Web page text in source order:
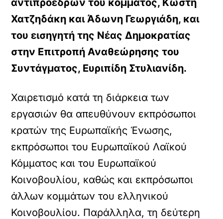
αντιπροέδρων του κόμματος, Κωστή
Χατζηδάκη και Άδωνη Γεωργιάδη, και
του εισηγητή της Νέας Δημοκρατίας
στην Επιτροπή Αναθεώρησης του
Συντάγματος, Ευριπίδη Στυλιανίδη.
Χαιρετισμό κατά τη διάρκεια των
εργασιών θα απευθύνουν εκπρόσωποι
κρατών της Ευρωπαϊκής Ένωσης,
εκπρόσωποι του Ευρωπαϊκού Λαϊκού
Κόμματος και του Ευρωπαϊκού
Κοινοβουλίου, καθώς και εκπρόσωποι
άλλων κομμάτων του ελληνικού
Κοινοβουλίου. Παράλληλα, τη δεύτερη